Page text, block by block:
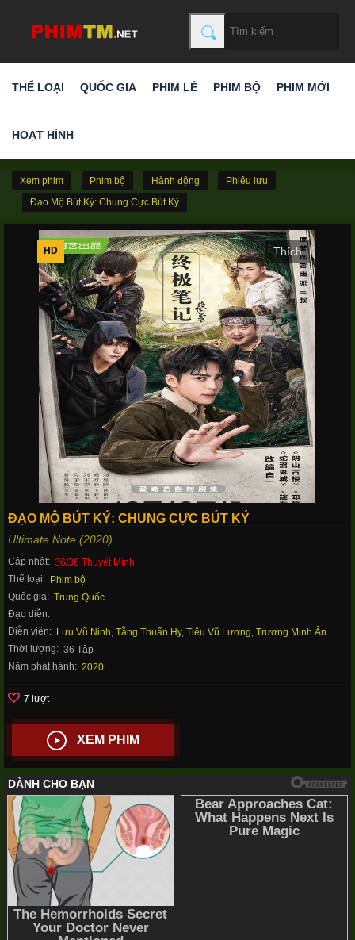
THỂ LOẠI QUỐC GIA PHIM LẺ PHIM BỘ PHIM MỚI
HOẠT HÌNH
Xem phim Phim bộ Hành động
Phiêu lưu
Đạo Mộ Bút Ký: Chung Cực Bút Ký
HD
ĐẠO MỘ BÚT KÝ: CHUNG CỰC BÚT KÝ
Ultimate Note (2020)
Cập nhật: 36/36 Thuyết Minh
Thể loại: Phim bộ
Quốc gia: Trung Quốc
Đạo diễn:
Diễn viên: Lưu Vũ Ninh, Tằng Thuấn Hy, Tiêu Vũ Lương, Trương Minh Ân
Thời lượng: 36 Tập
Năm phát hành: 2020
7 lượt
XEM PHIM